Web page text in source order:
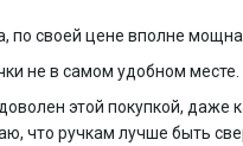
по своей цене вполне
не в самом удобном месте.
этой покупкой, даже
что ручкам лучше быть